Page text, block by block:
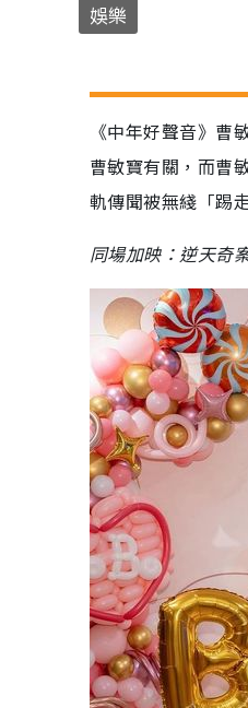
娛樂
《中年好聲音》
曹敏寶有關，而曹
軌傳聞被無綫「踢
同場加映：逆天奇